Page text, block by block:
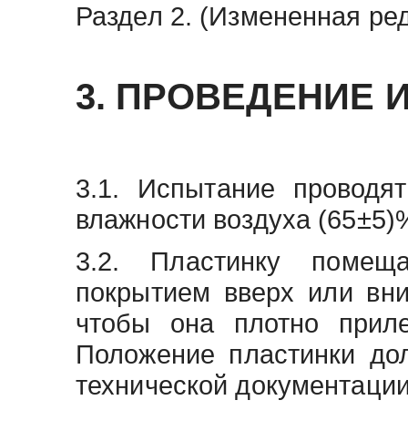
Раздел 2. (Измененная
3. ПРОВЕДЕНИЕ
3.1. Испытание
влажности воздуха
3.2. Пластинку
покрытием вверх или
чтобы она плотно
Положение пластинки
технической